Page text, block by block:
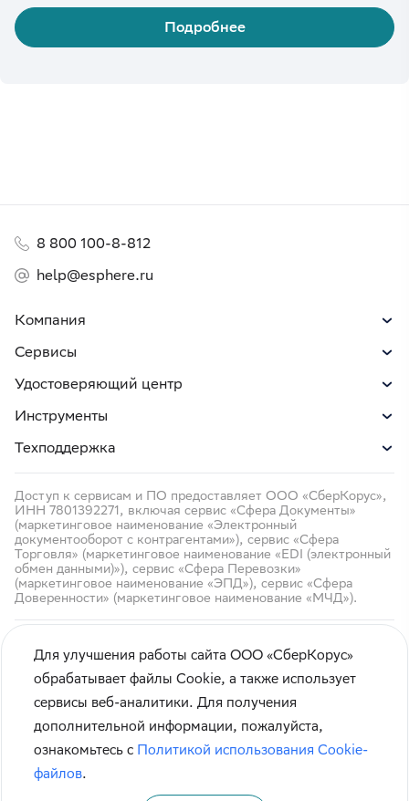
Подробнее
Компания
Сервисы
Удостоверяющий центр
Инструменты
Техподдержка
8 800 100-8-812
help@esphere.ru
Доступ к сервисам и ПО предоставляет ООО «СберКорус»,
ИНН 7801392271, включая сервис «Сфера Документы»
(маркетинговое наименование «Электронный
документооборот с контрагентами»), сервис «Сфера
Торговля» (маркетинговое наименование «EDI (электронный
обмен данными)»), сервис «Сфера Перевозки»
(маркетинговое наименование «ЭПД»), сервис «Сфера
Доверенности» (маркетинговое наименование «МЧД»).
Кибербезопасность
Правила использования сайта
Карта сайта
Для улучшения работы сайта ООО «СберКорус»
обрабатывает файлы Cookie, а также использует
сервисы веб-аналитики. Для получения
дополнительной информации, пожалуйста,
ознакомьтесь с Политикой использования Cookie-
файлов.